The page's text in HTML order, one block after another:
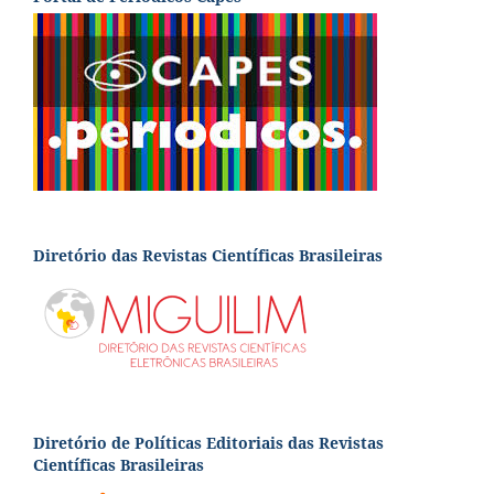
Diretório das Revistas Científicas Brasileiras
Diretório de Políticas Editoriais das Revistas
Científicas Brasileiras